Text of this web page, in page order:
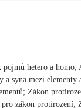
hetero a homo;
a syna mezi elementy
Zákon
zákon protirození;